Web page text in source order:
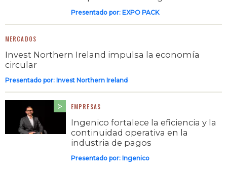
Presentado por: EXPO PACK
MERCADOS
Invest Northern Ireland impulsa la economía
circular
Presentado por: Invest Northern Ireland
EMPRESAS
Ingenico fortalece la eficiencia y la
continuidad operativa en la
industria de pagos
Presentado por: Ingenico